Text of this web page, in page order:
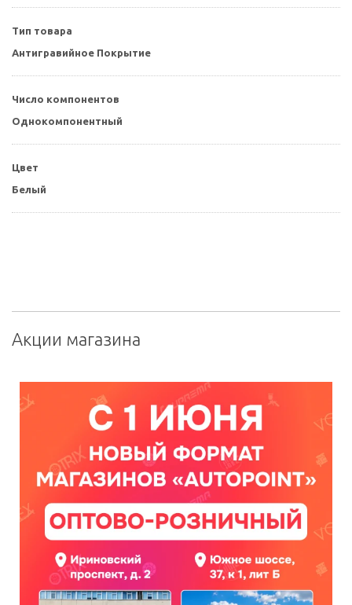
Тип товара
Антигравийное Покрытие
Число компонентов
Однокомпонентный
Цвет
Белый
Акции магазина